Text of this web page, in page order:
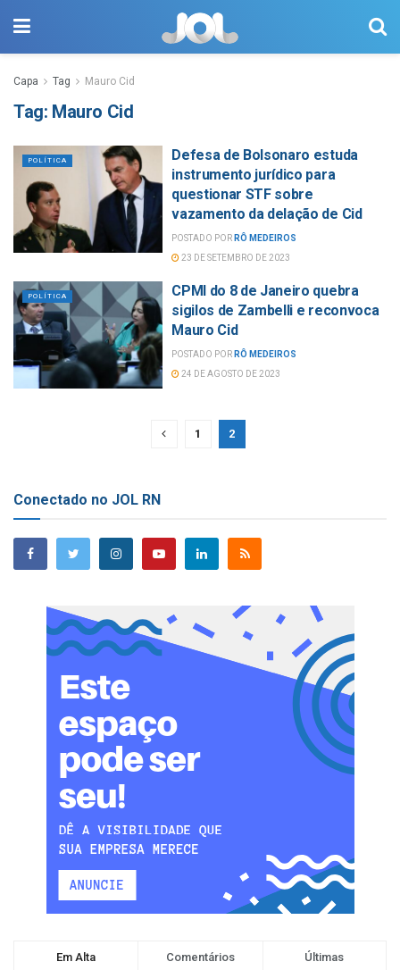
Capa Tag Mauro Cid
Tag: Mauro Cid
POLÍTICA
Defesa de Bolsonaro estuda
instrumento jurídico para
questionar STF sobre
vazamento da delação de Cid
POSTADO POR RÔ MEDEIROS
23 DE SETEMBRO DE 2023
POLÍTICA
CPMI do 8 de Janeiro quebra
sigilos de Zambelli e reconvoca
Mauro Cid
POSTADO POR RÔ MEDEIROS
24 DE AGOSTO DE 2023
1 2
Conectado no JOL RN
Em Alta Comentários Últimas